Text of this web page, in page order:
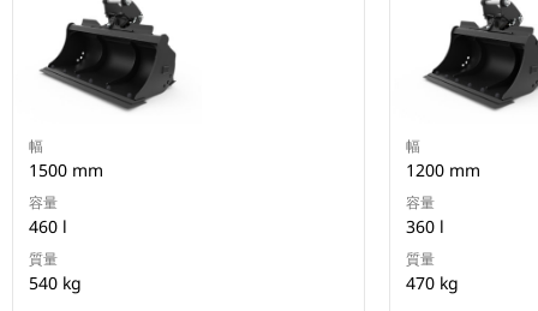
幅
1500 mm
容量
460 l
質量
540 kg
幅
1200 mm
容量
360 l
質量
470 kg